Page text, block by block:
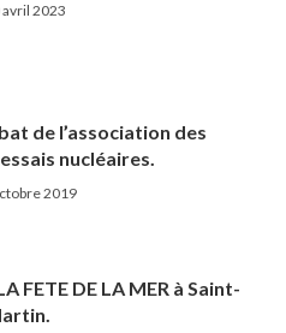
avril 2023
de l’association des
nucléaires.
2019
FETE DE LA MER à Saint-